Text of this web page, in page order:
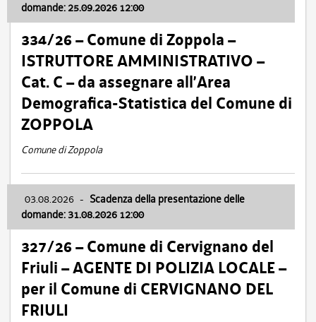
domande: 25.09.2026 12:00
334/26 – Comune di Zoppola –
ISTRUTTORE AMMINISTRATIVO –
Cat. C – da assegnare all’Area
Demografica-Statistica del Comune di
ZOPPOLA
Comune di Zoppola
03.08.2026 - Scadenza della presentazione delle
domande: 31.08.2026 12:00
327/26 – Comune di Cervignano del
Friuli – AGENTE DI POLIZIA LOCALE –
per il Comune di CERVIGNANO DEL
FRIULI